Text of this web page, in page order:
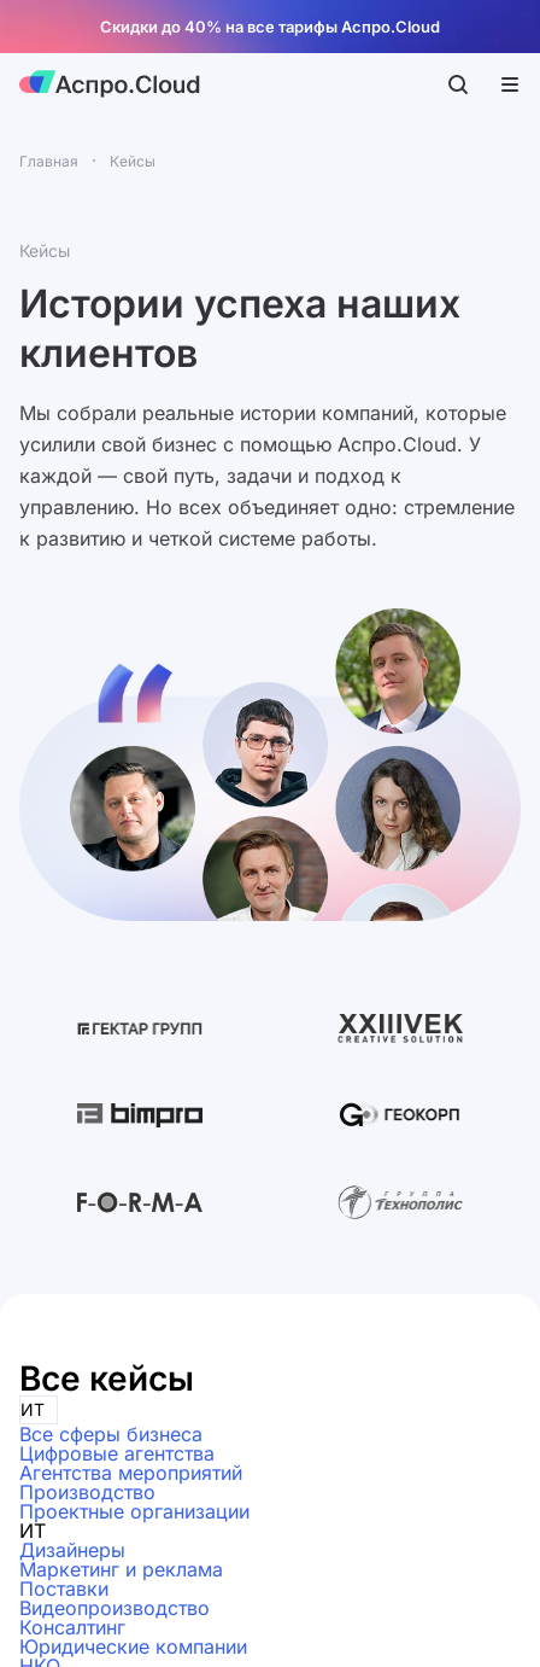
Скидки до 40% на все тарифы Аспро.Cloud
Главная Кейсы
Кейсы
Истории успеха наших
клиентов
Мы собрали реальные истории компаний, которые
усилили свой бизнес с помощью Аспро.Cloud. У
каждой — свой путь, задачи и подход к
управлению. Но всех объединяет одно: стремление
к развитию и четкой системе работы.
Все кейсы
ИТ
Все сферы бизнеса
Цифровые агентства
Агентства мероприятий
Производство
Проектные организации
ИТ
Дизайнеры
Маркетинг и реклама
Поставки
Видеопроизводство
Консалтинг
Юридические компании